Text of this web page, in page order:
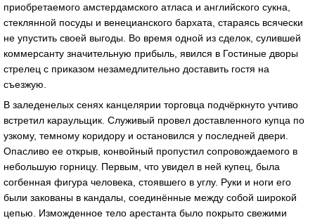
приобретаемого амстердамского атласа и английского сукна,
стеклянной посуды и венецианского бархата, стараясь всячески
не упустить своей выгоды. Во время одной из сделок, сулившей
коммерсанту значительную прибыль, явился в Гостиные дворы
стрелец с приказом незамедлительно доставить гостя на
съезжую.
В заледенелых сенях канцелярии торговца подчёркнуто учтиво
встретил караульщик. Служивый провел доставленного купца по
узкому, темному коридору и остановился у последней двери.
Опасливо ее открыв, конвойный пропустил сопровождаемого в
небольшую горницу. Первым, что увидел в ней купец, была
согбенная фигура человека, стоявшего в углу. Руки и ноги его
были закованы в кандалы, соединённые между собой широкой
цепью. Изможденное тело арестанта было покрыто свежими